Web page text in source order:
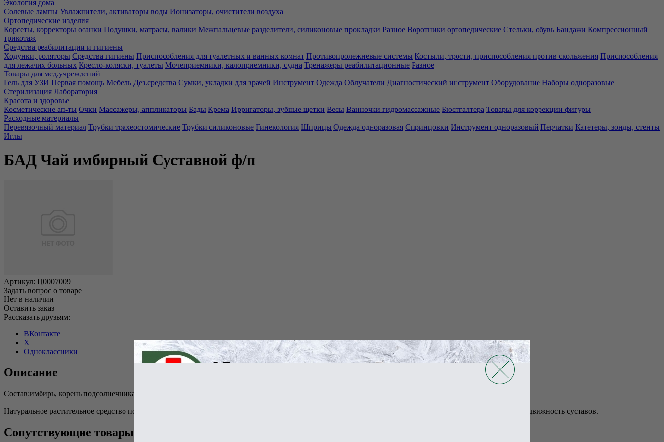
Экология дома
Солевые лампы Увлажнители, активаторы воды Ионизаторы, очистители воздуха
Ортопедические изделия
Корсеты, корректоры осанки Подушки, матрасы, валики Межпальцевые разделители, силиконовые прокладки Разное Воротники ортопедические Стельки, обувь Бандажи Компрессионный
трикотаж
Средства реабилитации и гигиены
Ходунки, роляторы Средства гигиены Приспособления для туалетных и ванных комнат Противопролежневые системы Костыли, трости, приспособления против скольжения Приспособления
для лежачих больных Кресло-коляски, туалеты Мочеприемники, калоприемники, судна Тренажеры реабилитационные Разное
Товары для мед.учреждений
Гель для УЗИ Первая помощь Мебель Дез.средства Сумки, укладки для врачей Инструмент Одежда Облучатели Диагностический инструмент Оборудование Наборы одноразовые
Стерилизация Лаборатория
Красота и здоровье
Косметические ап-ты Очки Массажеры, аппликаторы Бады Крема Ирригаторы, зубные щетки Весы Ванночки гидромассажные Бюстгалтера Товары для коррекции фигуры
Расходные материалы
Перевязочный материал Трубки трахеостомические Трубки силиконовые Гинекология Шприцы Одежда одноразовая Спринцовки Инструмент одноразовый Перчатки Катетеры, зонды, стенты
Иглы
БАД Чай имбирный Суставной ф/п
Артикул: Ц0007009
Задать вопрос о товаре
Нет в наличии
Оставить заказ
Рассказать друзьям:
ВКонтакте
X
Одноклассники
Описание
Состав:имбирь, корень подсолнечника, корень сабельника болотного, трава вереска, трава лабазника , трава чабреца, цветки ромашки аптечной.
Натуральное растительное средство помогает при воспалительных процессах в суставах, снимает отечность, улучшает кровообращение и увеличивает подвижность суставов.
Сопутствующие товары